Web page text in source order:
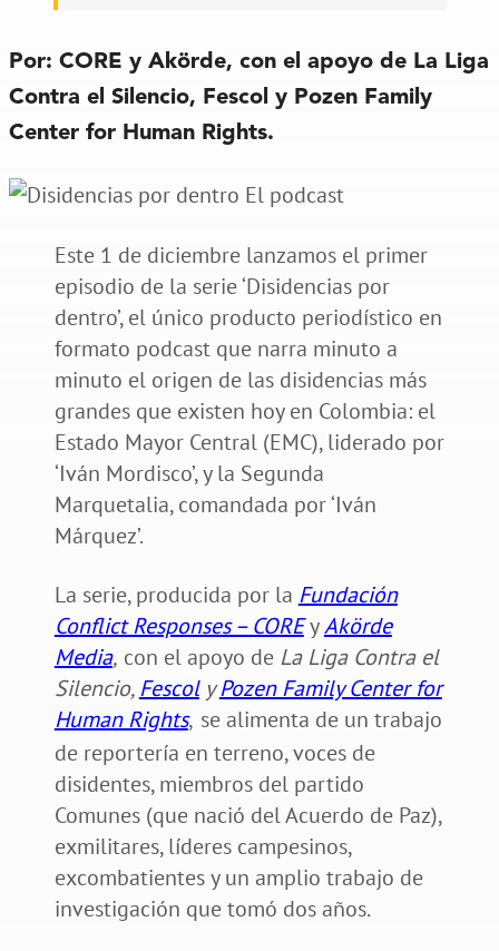
Por: CORE y Akörde, con el apoyo de La Liga
Contra el Silencio, Fescol y Pozen Family
Center for Human Rights.
Este 1 de diciembre lanzamos el primer
episodio de la serie ‘Disidencias por
dentro’, el único producto periodístico en
formato podcast que narra minuto a
minuto el origen de las disidencias más
grandes que existen hoy en Colombia: el
Estado Mayor Central (EMC), liderado por
‘Iván Mordisco’, y la Segunda
Marquetalia, comandada por ‘Iván
Márquez’.
La serie, producida por la Fundación
Conflict Responses – COREyAkörde
Media, con el apoyo de La Liga Contra el
Silencio,FescolyPozen Family Center for
Human Rights, se alimenta de un trabajo
de reportería en terreno, voces de
disidentes, miembros del partido
Comunes (que nació del Acuerdo de Paz),
exmilitares, líderes campesinos,
excombatientes y un amplio trabajo de
investigación que tomó dos años.